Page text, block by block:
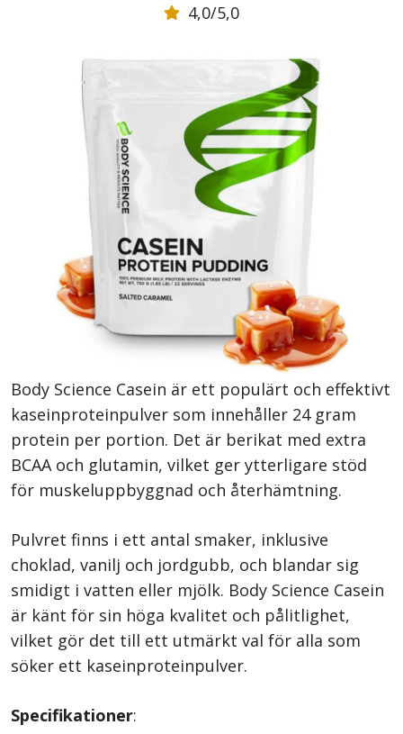
4,0/5,0
Body Science Casein är ett populärt och effektivt
kaseinproteinpulver som innehåller 24 gram
protein per portion. Det är berikat med extra
BCAA och glutamin, vilket ger ytterligare stöd
för muskeluppbyggnad och återhämtning.
Pulvret finns i ett antal smaker, inklusive
choklad, vanilj och jordgubb, och blandar sig
smidigt i vatten eller mjölk. Body Science Casein
är känt för sin höga kvalitet och pålitlighet,
vilket gör det till ett utmärkt val för alla som
söker ett kaseinproteinpulver.
Specifikationer: